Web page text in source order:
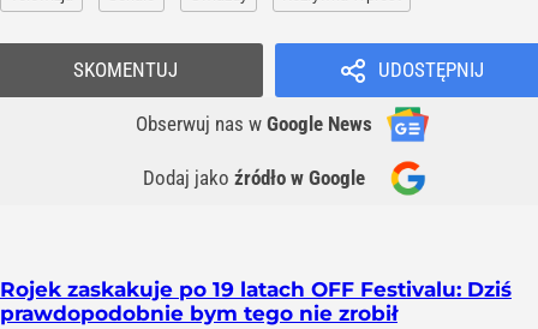
UDOSTĘPNIJ
Obserwuj nas w Google News
Dodaj jako źródło w Google
SKOMENTUJ
Rojek zaskakuje po 19 latach OFF Festivalu: Dziś
prawdopodobnie bym tego nie zrobił